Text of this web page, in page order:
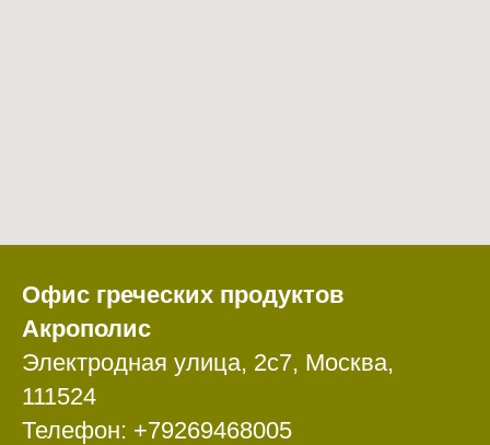
Офис греческих продуктов
Акрополис
Электродная улица, 2с7, Москва,
111524
Телефон: +79269468005